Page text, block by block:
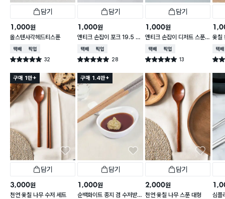
담기
1,000원
올스텐사각헤드티스푼
택배배송매장픽업
별점 5.0점 32
건 작성
담기
1,000원
앤티크 손잡이 포크 19.5 c
m
택배배송매장픽업
별점 5.0점 28
건 작성
담기
1,000원
앤티크 손잡이 디저트 스푼 1
6 cm
택배배송매장픽업
별점 5.0점 13
건 작성
옻칠
cm
택배
별점
구매 1만+
담기
3,000원
천연 옻칠 나무 수저 세트
구매 1.4만+
담기
1,000원
순백화이트 종지 겸 수저받
담기
2,000원
천연 옻칠 나무 스푼 대형 심플